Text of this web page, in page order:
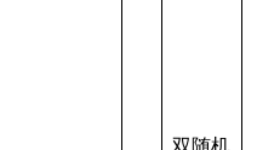
双随机